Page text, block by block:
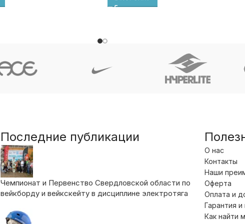
Последние публикации
Чемпионат и Первенство Свердловской области по
вейкборду и вейкскейту в дисциплине электротяга
О нас
Контакты
Наши
Оферта
Оплата и
Гарантия и
Как найти